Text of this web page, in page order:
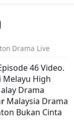
Drama Live
46 Video.
Melayu High
Drama
Malaysia Drama
Bukan Cinta